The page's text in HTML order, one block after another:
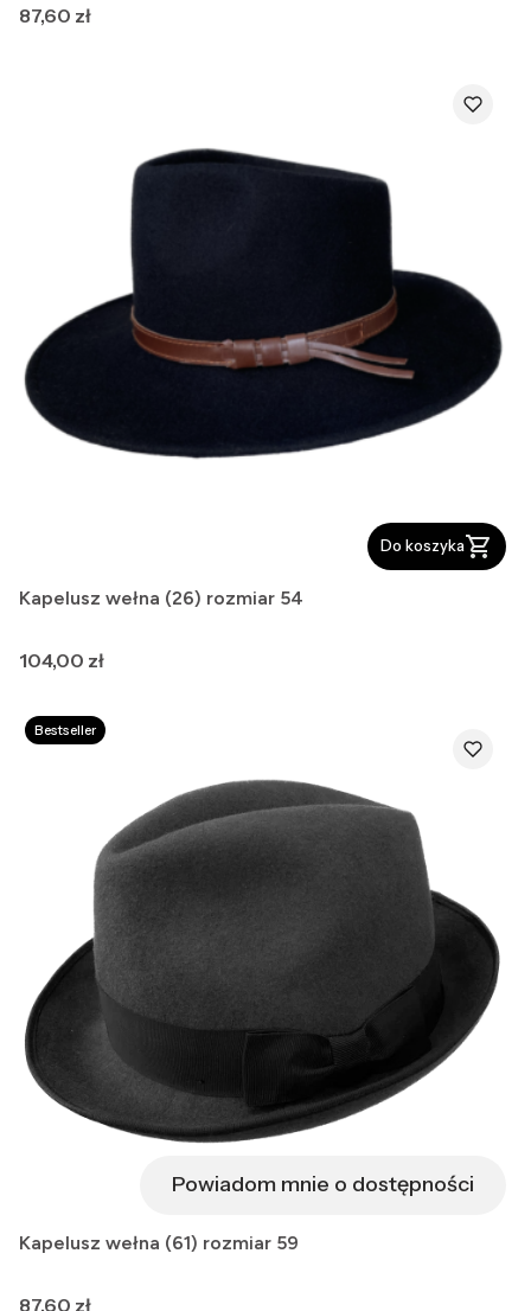
Cena
87,60 zł
Do koszyka
Kapelusz wełna (26) rozmiar 54
Cena
104,00 zł
Bestseller
Powiadom mnie o dostępności
Kapelusz wełna (61) rozmiar 59
Cena
87,60 zł